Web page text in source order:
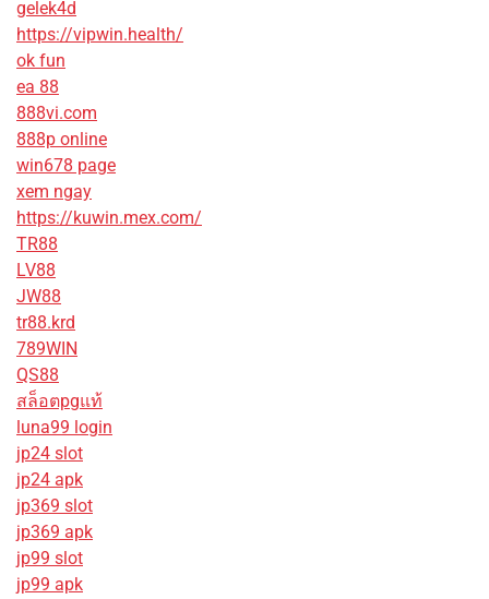
gelek4d
https://vipwin.health/
ok fun
ea 88
888vi.com
888p online
win678 page
xem ngay
https://kuwin.mex.com/
TR88
LV88
JW88
tr88.krd
789WIN
QS88
สล็อตpgแท้
luna99 login
jp24 slot
jp24 apk
jp369 slot
jp369 apk
jp99 slot
jp99 apk